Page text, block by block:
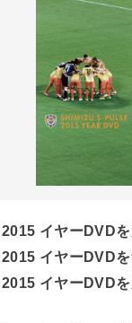
2015 イヤーDVD
2015 イヤーDVD
2015 イヤーDVD